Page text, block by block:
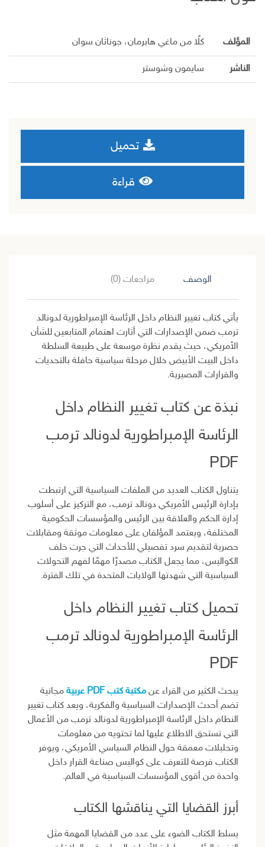
المؤلف كلًا من ماغي هابرمان، جوناثان سوان
الناشر سايمون وشوستر
تحميل
قراءة
الوصف مراجعات (0)
يأتي كتاب تغيير النظام داخل الرئاسة الإمبراطورية لدونالد
ترمب ضمن الإصدارات التي أثارت اهتمام المتابعين للشأن
الأمريكي، حيث يقدم نظرة موسعة على طبيعة السلطة
داخل البيت الأبيض خلال مرحلة سياسية حافلة بالتحديات
والقرارات المصيرية.
نبذة عن كتاب تغيير النظام داخل
الرئاسة الإمبراطورية لدونالد ترمب
PDF
يتناول الكتاب العديد من الملفات السياسية التي ارتبطت
بإدارة الرئيس الأمريكي دونالد ترمب، مع التركيز على أسلوب
إدارة الحكم والعلاقة بين الرئيس والمؤسسات الحكومية
المختلفة، ويعتمد المؤلفان على معلومات موثقة ومقابلات
حصرية لتقديم سرد تفصيلي للأحداث التي جرت خلف
الكواليس، مما يجعل الكتاب مصدرًا مهمًا لفهم التحولات
السياسية التي شهدتها الولايات المتحدة في تلك الفترة.
تحميل كتاب تغيير النظام داخل
الرئاسة الإمبراطورية لدونالد ترمب
PDF
يبحث الكثير من القراء عن مكتبة كتب PDF عربية
مجانية
تضم أحدث الإصدارات السياسية والفكرية، ويعد كتاب تغيير
النظام داخل الرئاسة الإمبراطورية لدونالد ترمب من الأعمال
التي تستحق الاطلاع عليها لما تحتويه من معلومات
وتحليلات معمقة حول النظام السياسي الأمريكي، ويوفر
الكتاب فرصة للتعرف على كواليس صناعة القرار داخل
واحدة من أقوى المؤسسات السياسية في العالم.
أبرز القضايا التي يناقشها الكتاب
يسلط الكتاب الضوء على عدد من القضايا المهمة مثل